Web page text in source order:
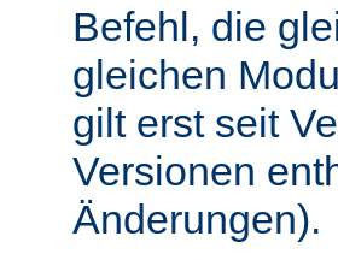
Befehl, die
gleichen
gilt erst seit
Versionen
Änderungen).